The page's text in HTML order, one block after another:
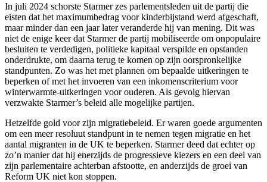
In juli 2024 schorste Starmer zes parlementsleden uit de partij die
eisten dat het maximumbedrag voor kinderbijstand werd afgeschaft,
maar minder dan een jaar later veranderde hij van mening. Dit was
niet de enige keer dat Starmer de partij mobiliseerde om onpopulaire
besluiten te verdedigen, politieke kapitaal verspilde en opstanden
onderdrukte, om daarna terug te komen op zijn oorspronkelijke
standpunten. Zo was het met plannen om bepaalde uitkeringen te
beperken of met het invoeren van een inkomenscriterium voor
winterwarmte-uitkeringen voor ouderen. Als gevolg hiervan
verzwakte Starmer’s beleid alle mogelijke partijen.
Hetzelfde gold voor zijn migratiebeleid. Er waren goede argumenten
om een meer resoluut standpunt in te nemen tegen migratie en het
aantal migranten in de UK te beperken. Starmer deed dat echter op
zo’n manier dat hij enerzijds de progressieve kiezers en een deel van
zijn parlementaire achterban afstootte, en anderzijds de groei van
Reform UK niet kon stoppen.